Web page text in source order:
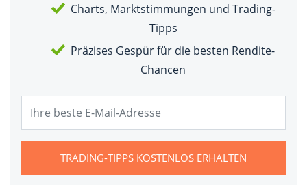
Charts, Marktstimmungen und Trading-
Tipps
Präzises Gespür für die besten Rendite-
Chancen
TRADING-TIPPS KOSTENLOS ERHALTEN